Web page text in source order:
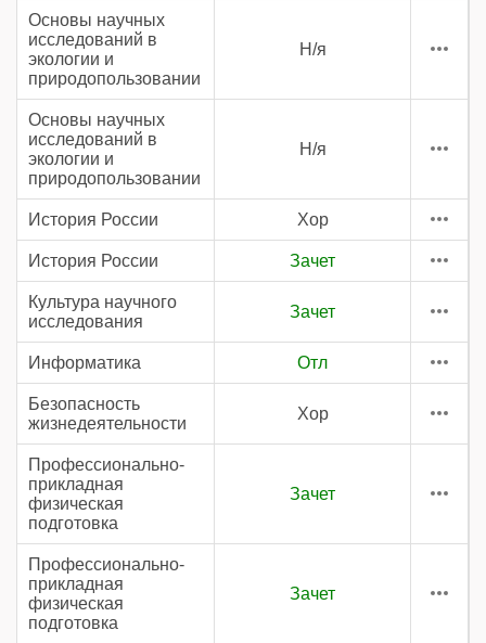
Основы научных
исследований в
экологии и
природопользовании
Н/я
Основы научных
исследований в
экологии и
природопользовании
Н/я
История России Хор
История России Зачет
Культура научного
исследования
Зачет
Информатика Отл
Безопасность
жизнедеятельности
Хор
Профессионально-
прикладная
физическая
подготовка
Зачет
Профессионально-
прикладная
физическая
подготовка
Зачет